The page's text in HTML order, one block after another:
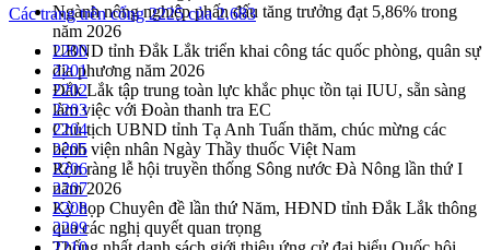
Ngành nông nghiệp phấn đấu tăng trưởng đạt 5,86% trong
năm 2026
UBND tỉnh Đắk Lắk triển khai công tác quốc phòng, quân sự
địa phương năm 2026
Đắk Lắk tập trung toàn lực khắc phục tồn tại IUU, sẵn sàng
làm việc với Đoàn thanh tra EC
Chủ tịch UBND tỉnh Tạ Anh Tuấn thăm, chúc mừng các
bệnh viện nhân Ngày Thầy thuốc Việt Nam
Rộn ràng lễ hội truyền thống Sông nước Đà Nông lần thứ I
năm 2026
Kỳ họp Chuyên đề lần thứ Năm, HĐND tỉnh Đắk Lắk thông
qua các nghị quyết quan trọng
Các trang trên cổng 2225 của 2.683
2200
2201
2202
2203
2204
2205
2206
2207
2208
2209